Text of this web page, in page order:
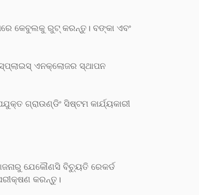
କେବୁଲକୁ ରୁଟ୍ କରନ୍ତୁ। ବଙ୍କା ଏବଂ
ଏନକ୍ଲୋଜର ସ୍ଥାପନ
ଗ୍ରାଉଣ୍ଡିଂ ସିଷ୍ଟମ କାର୍ଯ୍ୟକାରୀ
ଯେକୌଣସି ବିଚ୍ୟୁତି ରେକର୍ଡ
କରନ୍ତୁ।